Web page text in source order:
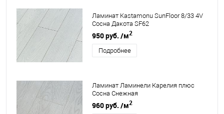
Ламинат Kastamonu SunFloor 8/33 4V
Сосна Дакота SF62
950 руб. /м2
Подробнее
Ламинат Ламинели Карелия плюс
Сосна Снежная
960 руб. /м2